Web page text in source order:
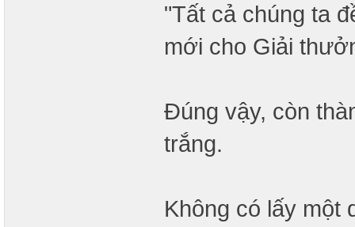
"Tất cả chúng ta
mới cho Giải
Đúng vậy, còn
trắng.
Không có lấy một